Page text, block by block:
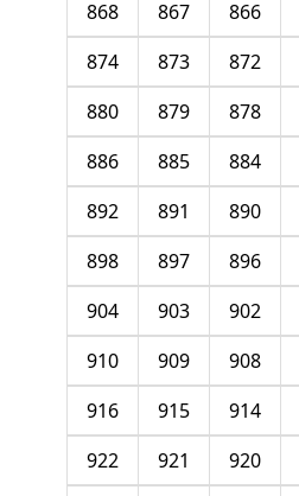
866
867
868
872
873
874
878
879
880
884
885
886
890
891
892
896
897
898
902
903
904
908
909
910
914
915
916
920
921
922